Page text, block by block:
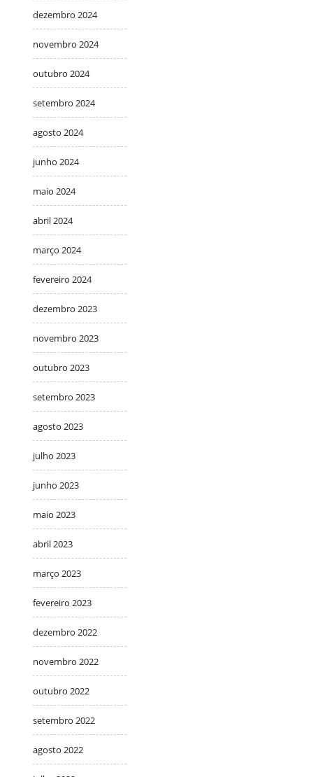
dezembro 2024
novembro 2024
outubro 2024
setembro 2024
agosto 2024
junho 2024
maio 2024
abril 2024
março 2024
fevereiro 2024
dezembro 2023
novembro 2023
outubro 2023
setembro 2023
agosto 2023
julho 2023
junho 2023
maio 2023
abril 2023
março 2023
fevereiro 2023
dezembro 2022
novembro 2022
outubro 2022
setembro 2022
agosto 2022